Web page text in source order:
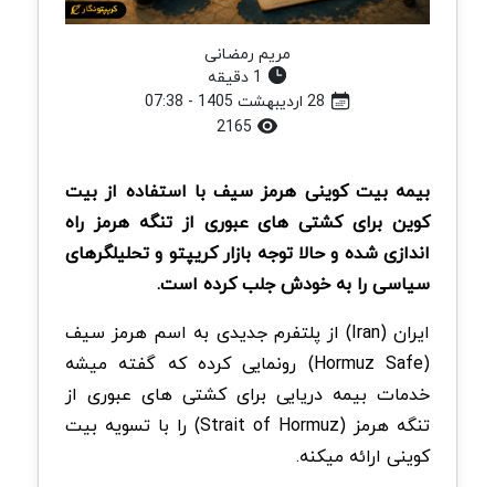
مریم رمضانی
بیمه بیت کوینی هرمز سیف با استفاده از بیت
کوین برای کشتی های عبوری از تنگه هرمز راه
اندازی شده و حالا توجه بازار کریپتو و تحلیلگرهای
سیاسی را به خودش جلب کرده است.
ایران (Iran) از پلتفرم جدیدی به اسم هرمز سیف
(Hormuz Safe) رونمایی کرده که گفته میشه
خدمات بیمه دریایی برای کشتی های عبوری از
تنگه هرمز (Strait of Hormuz) را با تسویه بیت
کوینی ارائه میکنه.